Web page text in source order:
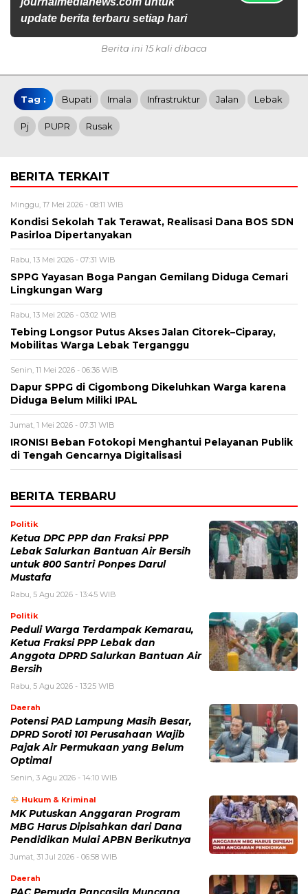
update berita terbaru setiap hari
Berita ini 15 kali dibaca
Tag : Bupati Imala Infrastruktur Jalan Lebak
Pj PUPR Rusak
BERITA TERKAIT
Minggu, 17 Mei 2026 - 08:11 WIB
Kondisi Sekolah Tak Terawat, Realisasi Dana BOS SDN
Pasirloa Dipertanyakan
Rabu, 13 Mei 2026 - 07:31 WIB
SPPG Yayasan Boga Pangan Gemilang Diduga Cemari
Lingkungan Warg
Rabu, 13 Mei 2026 - 03:02 WIB
Tebing Longsor Putus Akses Jalan Citorek–Ciparay,
Mobilitas Warga Lebak Terganggu
Senin, 11 Mei 2026 - 06:36 WIB
Dapur SPPG di Cigombong Dikeluhkan Warga karena
Diduga Belum Miliki IPAL
Jumat, 1 Mei 2026 - 07:31 WIB
IRONIS! Beban Fotokopi Menghantui Pelayanan Publik
di Tengah Gencarnya Digitalisasi
BERITA TERBARU
Politik
Ketua DPC PPP dan Fraksi PPP
Lebak Salurkan Bantuan Air Bersih
untuk 800 Santri Ponpes Darul
Mustafa
Rabu, 5 Agu 2026 - 13:45 WIB
Politik
Peduli Warga Terdampak Kemarau,
Ketua Fraksi PPP Lebak dan
Anggota DPRD Salurkan Bantuan Air
Bersih
Rabu, 5 Agu 2026 - 13:25 WIB
Daerah
Potensi PAD Lampung Masih Besar,
DPRD Soroti 101 Perusahaan Wajib
Pajak Air Permukaan yang Belum
Optimal
Senin, 3 Agu 2026 - 14:10 WIB
Hukum & Kriminal
MK Putuskan Anggaran Program
MBG Harus Dipisahkan dari Dana
Pendidikan Mulai APBN Berikutnya
Jumat, 31 Jul 2026 - 06:58 WIB
Daerah
PAC Pemuda Pancasila Muncang